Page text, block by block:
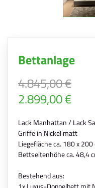
Bettanlage
4.845,00 €
2.899,00 €
Lack Manhattan / Lack
Griffe in Nickel matt
Liegefläche ca. 180 x 200
Bettseitenhöhe ca. 48,4
Bestehend aus: